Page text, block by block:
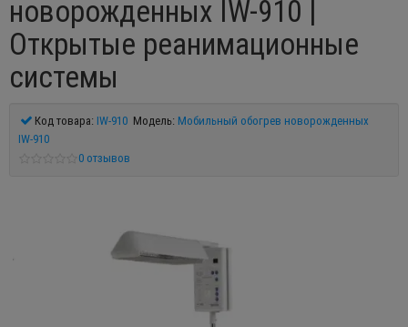
новорожденных IW-910 |
Открытые реанимационные
системы
Код товара: IW-910 Модель: Мобильный обогрев новорожденных
IW-910
0 отзывов